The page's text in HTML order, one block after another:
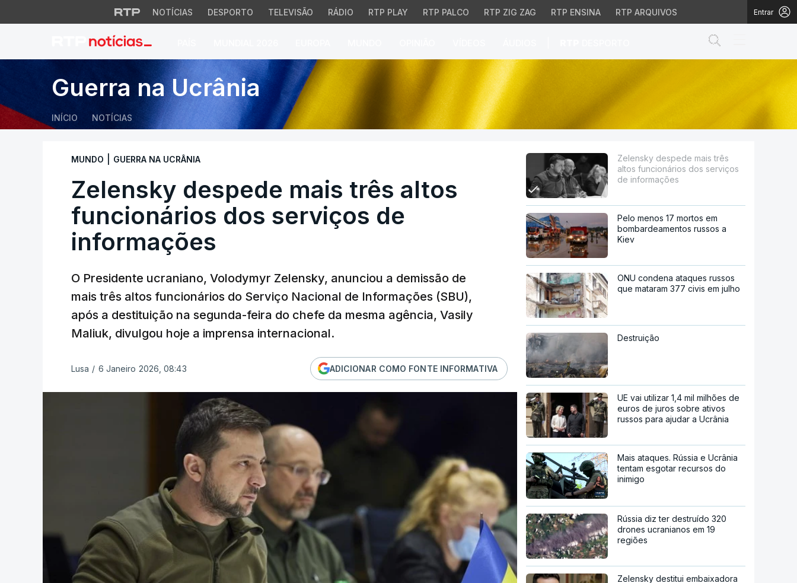
NOTÍCIAS DESPORTO TELEVISÃO RÁDIO RTP PLAY RTP PALCO RTP ZIG ZAG RTP ENSINA RTP ARQUIVOS Entrar
Zelensky despede mais três altos funcionários dos serviços de
Guerra na Ucrânia
INÍCIO NOTÍCIAS
MUNDO GUERRA NA UCRÂNIA
Zelensky despede mais três altos
funcionários dos serviços de
informações
O Presidente ucraniano, Volodymyr Zelensky, anunciou a demissão de
mais três altos funcionários do Serviço Nacional de Informações (SBU),
após a destituição na segunda-feira do chefe da mesma agência, Vasily
Maliuk, divulgou hoje a imprensa internacional.
Lusa / 6 Janeiro 2026, 08:43 ADICIONAR COMO FONTE INFORMATIVA
Zelensky despede mais três
altos funcionários dos serviços
de informações
Pelo menos 17 mortos em
bombardeamentos russos a
Kiev
ONU condena ataques russos
que mataram 377 civis em julho
Destruição
UE vai utilizar 1,4 mil milhões de
euros de juros sobre ativos
russos para ajudar a Ucrânia
Mais ataques. Rússia e Ucrânia
tentam esgotar recursos do
inimigo
Rússia diz ter destruído 320
drones ucranianos em 19
regiões
Zelensky destitui embaixadora